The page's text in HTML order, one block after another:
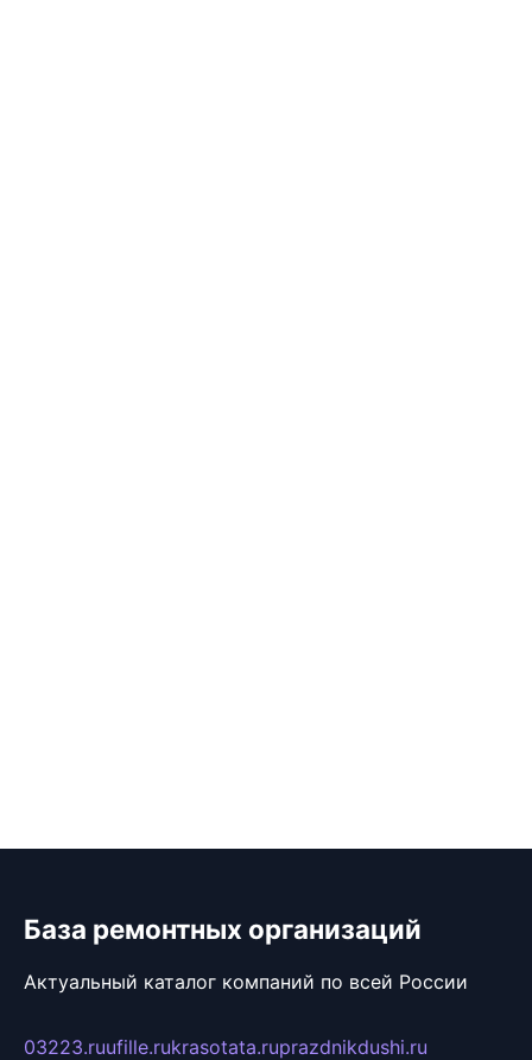
База ремонтных организаций
Актуальный каталог компаний по всей России
03223.ruufille.rukrasotata.ruprazdnikdushi.ru